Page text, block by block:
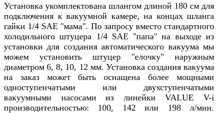
Установка укомплектована шлангом длиной 180 см для
подключения к вакуумной камере, на концах шланга
гайки 1/4 SAE "мама". По запросу вместо стандартного
холодильного штуцера 1/4 SAE "папа" на выходе из
установки для создания автоматического вакуума мы
можем установить штуцер "елочку" наружным
диаметром 6, 8, 10, 12 мм. Установка создания вакуума
на заказ может быть оснащена более мощными
одноступенчатыми или двухступенчатыми
вакуумными насосами из линейки VALUE V-i
производительностью: 100, 142 или 198 л/мин.